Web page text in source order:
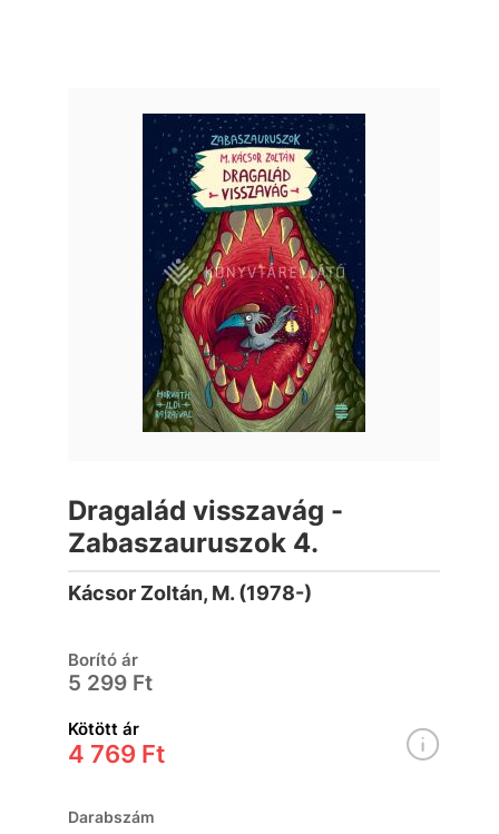
Dragalád visszavág -
Zabaszauruszok 4.
Kácsor Zoltán, M. (1978-)
Borító ár
5 299 Ft
Kötött ár
4 769 Ft
Darabszám